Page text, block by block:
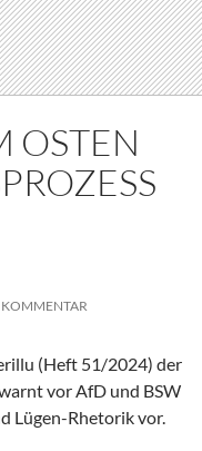
OSTEN
(Heft 51/2024) der
vor AfD und BSW
Lügen-Rhetorik vor.